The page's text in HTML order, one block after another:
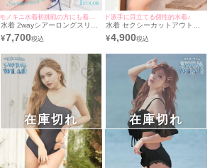
モノキニ水着初挑戦の方にも着ていただきやすいお洒落デザイン♪
水着 2wayシアーロングスリー
ブトップス付きガーリー体型カ
バーレースアップモノキニフリ
¥7,700
ド派手に目立てる個性的水着♪
水着 セクシーカットアウトウ
エストリボンレオパードモノキ
ニビキニ
¥4,900
在庫切れ 在庫切れ